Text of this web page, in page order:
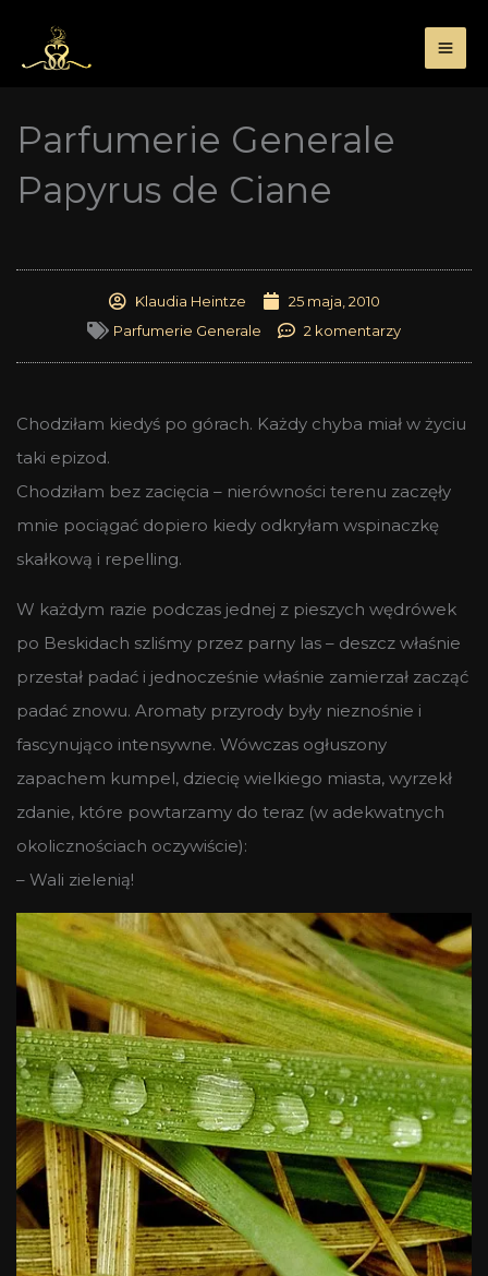
treści
Parfumerie Generale
Papyrus de Ciane
Klaudia Heintze
25 maja, 2010
Parfumerie Generale
2 komentarzy
Chodziłam kiedyś po górach. Każdy chyba miał w życiu
taki epizod.
Chodziłam bez zacięcia – nierówności terenu zaczęły
mnie pociągać dopiero kiedy odkryłam wspinaczkę
skałkową i repelling.
W każdym razie podczas jednej z pieszych wędrówek
po Beskidach szliśmy przez parny las – deszcz właśnie
przestał padać i jednocześnie właśnie zamierzał zacząć
padać znowu. Aromaty przyrody były nieznośnie i
fascynująco intensywne. Wówczas ogłuszony
zapachem kumpel, dziecię wielkiego miasta, wyrzekł
zdanie, które powtarzamy do teraz (w adekwatnych
okolicznościach oczywiście):
– Wali zielenią!